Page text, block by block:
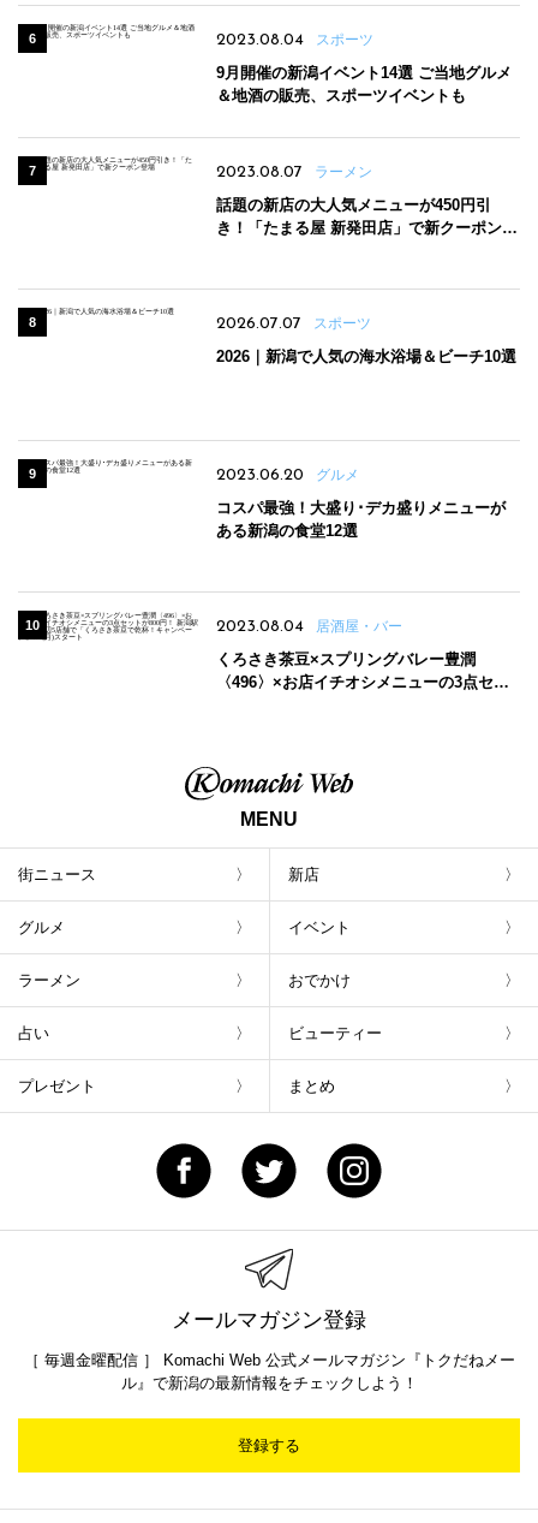
2023.08.04 スポーツ
9月開催の新潟イベント14選 ご当地グルメ
＆地酒の販売、スポーツイベントも
2023.08.07 ラーメン
話題の新店の大人気メニューが450円引
き！「たまる屋 新発田店」で新クーポン登
2026.07.07 スポーツ
2026｜新潟で人気の海水浴場＆ビーチ10選
2023.06.20 グルメ
コスパ最強！大盛り･デカ盛りメニューが
ある新潟の食堂12選
2023.08.04 居酒屋・バー
くろさき茶豆×スプリングバレー豊潤
〈496〉×お店イチオシメニューの3点セッ
MENU
街ニュース 新店
グルメ イベント
ラーメン おでかけ
占い ビューティー
プレゼント まとめ
メールマガジン登録
［ 毎週金曜配信 ］ Komachi Web 公式メールマガジン『トクだねメー
ル』で新潟の最新情報をチェックしよう！
登録する